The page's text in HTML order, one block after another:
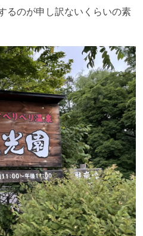
るのが申し訳ないくらいの素